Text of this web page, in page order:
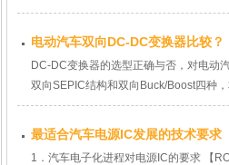
电动汽车双向DC-DC变换器比较？
DC-DC变换器的选型正确与否，对电
双向SEPIC结构和双向Buck/Boost四种
最适合汽车电源IC发展的技术要求
1．汽车电子化进程对电源IC的要求 【